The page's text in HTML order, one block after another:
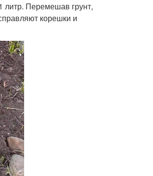
литр. Перемешав грунт,
корешки и